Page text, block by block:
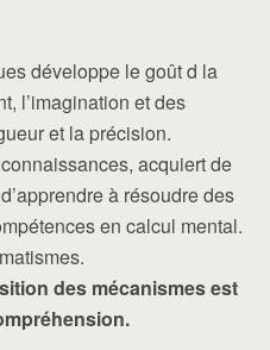
développe le goût d la
l’imagination et des
et la précision.
acquiert de
à résoudre des
en calcul mental.
des mécanismes est